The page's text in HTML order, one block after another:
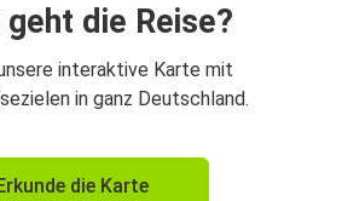
geht die Reise?
interaktive Karte mit
in ganz Deutschland.
die Karte